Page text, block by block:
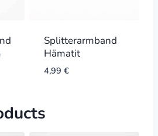
Splitterarmband
Hämatit
4,99 €